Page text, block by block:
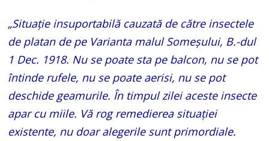
„Situaţie insuportabilă cauzată de către insectele
de platan de pe Varianta malul Someşului, B.-dul
1 Dec. 1918. Nu se poate sta pe balcon, nu se pot
întinde rufele, nu se poate aerisi, nu se pot
deschide geamurile. În timpul zilei aceste insecte
apar cu miile. Vă rog remedierea situaţiei
existente, nu doar alegerile sunt primordiale.